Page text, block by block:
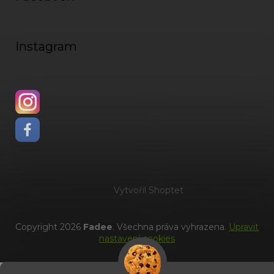
Instagram
Vytvořil Shoptet
Copyright 2026 Fadee. Všechna práva vyhrazena. Upravit
nastavení cookies